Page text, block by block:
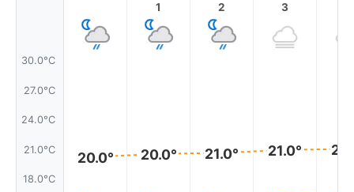
30.0°C
27.0°C
24.0°C
21.0°C
18.0°C
20.0°
1
20.0°
2
21.0°
3
21.0°